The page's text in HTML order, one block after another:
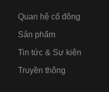
Quan hệ cổ đông
Sản phẩm
Tin tức & Sự kiện
Truyền thông